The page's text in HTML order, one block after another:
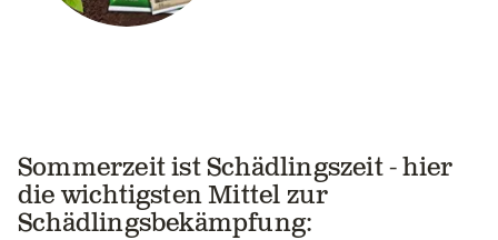
Sommerzeit ist Schädlingszeit - hier
die wichtigsten Mittel zur
Schädlingsbekämpfung: